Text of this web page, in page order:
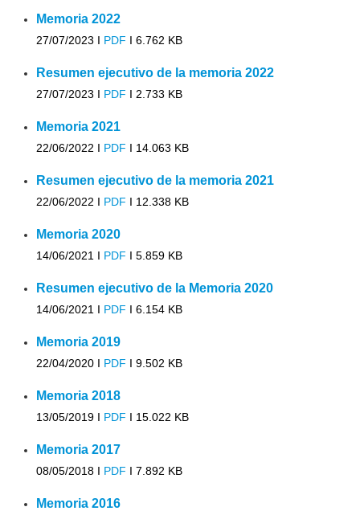
Memoria 2022
27/07/2023 I PDF I 6.762 KB
Resumen ejecutivo de la memoria 2022
27/07/2023 I PDF I 2.733 KB
Memoria 2021
22/06/2022 I PDF I 14.063 KB
Resumen ejecutivo de la memoria 2021
22/06/2022 I PDF I 12.338 KB
Memoria 2020
14/06/2021 I PDF I 5.859 KB
Resumen ejecutivo de la Memoria 2020
14/06/2021 I PDF I 6.154 KB
Memoria 2019
22/04/2020 I PDF I 9.502 KB
Memoria 2018
13/05/2019 I PDF I 15.022 KB
Memoria 2017
08/05/2018 I PDF I 7.892 KB
Memoria 2016